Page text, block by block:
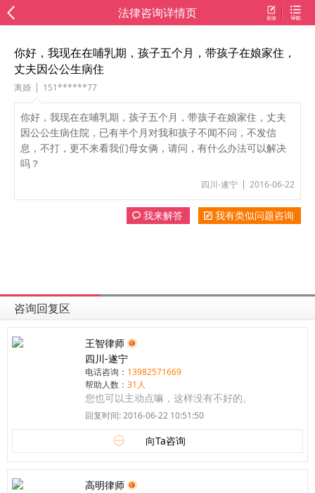
法律咨询详情页
你好，我现在在哺乳期，孩子五个月，带孩子在娘家住，
丈夫因公公生病住
离婚 151******77
你好，我现在在哺乳期，孩子五个月，带孩子在娘家住，丈夫
因公公生病住院，已有半个月对我和孩子不闻不问，不发信
息，不打，更不来看我们母女俩，请问，有什么办法可以解决
吗？
2016-06-22
四川-遂宁
我有类似问题咨询
我来解答
咨询回复区
王智律师
四川-遂宁
电话咨询： 13982571669
帮助人数： 31人
您也可以主动点嘛，这样没有不好的。
回复时间: 2016-06-22 10:51:50
向Ta咨询
高明律师